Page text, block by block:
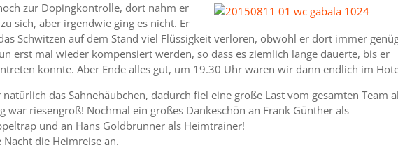
zur Dopingkontrolle, dort nahm er
sich, aber irgendwie ging es nicht. Er
Schwitzen auf dem Stand viel Flüssigkeit verloren, obwohl er dort immer
erst mal wieder kompensiert werden, so dass es ziemlich lange dauerte, bis er
konnte. Aber Ende alles gut, um 19.30 Uhr waren wir dann endlich im
das Sahnehäubchen, dadurch fiel eine große Last vom gesamten Team
war riesengroß! Nochmal ein großes Dankeschön an Frank Günther als
und an Hans Goldbrunner als Heimtrainer!
die Heimreise an.